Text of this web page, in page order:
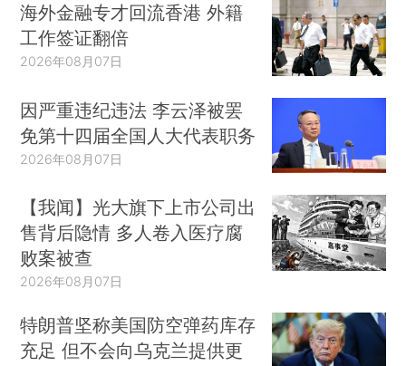
海外金融专才回流香港 外籍
工作签证翻倍
2026年08月07日
因严重违纪违法 李云泽被罢
免第十四届全国人大代表职务
2026年08月07日
【我闻】光大旗下上市公司出
售背后隐情 多人卷入医疗腐
败案被查
2026年08月07日
特朗普坚称美国防空弹药库存
充足 但不会向乌克兰提供更